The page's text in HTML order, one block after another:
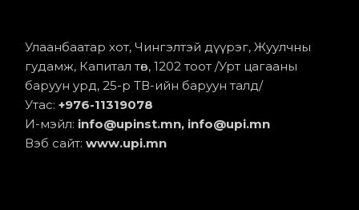
Улаанбаатар хот, Чингэлтэй дүүрэг, Жуулчны
гудамж, Капитал төв, 1202 тоот /Урт цагааны
баруун урд, 25-р ТВ-ийн баруун талд/
Утас:+976-11319078
И-мэйл: info@upinst.mn, info@upi.mn
Вэб сайт:www.upi.mn